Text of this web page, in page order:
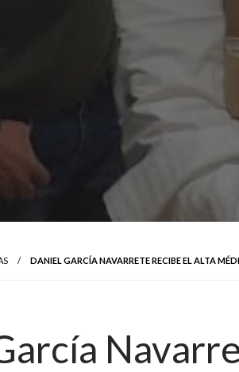
DANIEL GARCÍA NAVARRETE RECIBE EL ALTA